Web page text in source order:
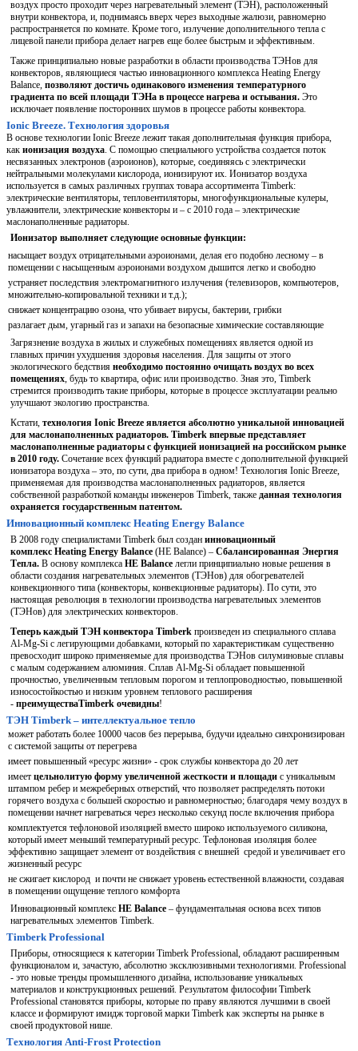
воздух просто проходит через нагревательный элемент (ТЭН), расположенный
внутри конвектора, и, поднимаясь вверх через выходные жалюзи, равномерно
распространяется по комнате. Кроме того, излучение дополнительного тепла с
лицевой панели прибора делает нагрев еще более быстрым и эффективным.
Также принципиально новые разработки в области производства ТЭНов для
конвекторов, являющиеся частью инновационного комплекса Heating Energy
Balance, позволяют достичь одинакового изменения температурного
градиента по всей площади ТЭНа в процессе нагрева и остывания. Это
исключает появление посторонних шумов в процессе работы конвектора.
Ionic Breeze. Технология здоровья
В основе технологии Ionic Breeze лежит такая дополнительная функция прибора,
как ионизация воздуха. С помощью специального устройства создается поток
несвязанных электронов (аэроионов), которые, соединяясь с электрически
нейтральными молекулами кислорода, ионизируют их. Ионизатор воздуха
используется в самых различных группах товара ассортимента Timberk:
электрические вентиляторы, тепловентиляторы, многофункциональные кулеры,
увлажнители, электрические конвекторы и – с 2010 года – электрические
маслонаполненные радиаторы.
Ионизатор выполняет следующие основные функции:
насыщает воздух отрицательными аэроионами, делая его подобно лесному – в
помещении с насыщенным аэроионами воздухом дышится легко и свободно
устраняет последствия электромагнитного излучения (телевизоров, компьютеров,
множительно-копировальной техники и т.д.);
снижает концентрацию озона, что убивает вирусы, бактерии, грибки
разлагает дым, угарный газ и запахи на безопасные химические составляющие
Загрязнение воздуха в жилых и служебных помещениях является одной из
главных причин ухудшения здоровья населения. Для защиты от этого
экологического бедствия необходимо постоянно очищать воздух во всех
помещениях, будь то квартира, офис или производство. Зная это, Timberk
стремится производить такие приборы, которые в процессе эксплуатации реально
улучшают экологию пространства.
Кстати, технология Ionic Breeze является абсолютно уникальной инновацией
для маслонаполненных радиаторов. Timberk впервые представляет
маслонаполненные радиаторы с функцией ионизацией на российском рынке
в 2010 году. Сочетание всех функций радиатора вместе с дополнительной функцией
ионизатора воздуха – это, по сути, два прибора в одном! Технология Ionic Breeze,
применяемая для производства маслонаполненных радиаторов, является
собственной разработкой команды инженеров Timberk, также данная технология
охраняется государственным патентом.
Инновационный комплекс Heating Energy Balance
В 2008 году специалистами Timberk был создан инновационный
комплекс Heating Energy Balance (HE Balance) – Сбалансированная Энергия
Тепла. В основу комплекса HE Balance легли принципиально новые решения в
области создания нагревательных элементов (ТЭНов) для обогревателей
конвекционного типа (конвекторы, конвекционные радиаторы). По сути, это
настоящая революция в технологии производства нагревательных элементов
(ТЭНов) для электрических конвекторов.
Теперь каждый ТЭН конвектора Timberk произведен из специального сплава
Al-Mg-Si с легирующими добавками, который по характеристикам существенно
превосходит широко применяемые для производства ТЭНов силуминовые сплавы
с малым содержанием алюминия. Сплав Al-Mg-Si обладает повышенной
прочностью, увеличенным тепловым порогом и теплопроводностью, повышенной
износостойкостью и низким уровнем теплового расширения
- преимуществаTimberk очевидны!
ТЭН Timberk – интеллектуальное тепло
может работать более 10000 часов без перерыва, будучи идеально синхронизирован
с системой защиты от перегрева
имеет повышенный «ресурс жизни» - срок службы конвектора до 20 лет
имеет цельнолитую форму увеличенной жесткости и площади с уникальным
штампом ребер и межреберных отверстий, что позволяет распределять потоки
горячего воздуха с большей скоростью и равномерностью; благодаря чему воздух в
помещении начнет нагреваться через несколько секунд после включения прибора
комплектуется тефлоновой изоляцией вместо широко используемого силикона,
который имеет меньший температурный ресурс. Тефлоновая изоляция более
эффективно защищает элемент от воздействия с внешней средой и увеличивает его
жизненный ресурс
не сжигает кислород и почти не снижает уровень естественной влажности, создавая
в помещении ощущение теплого комфорта
Инновационный комплекс HE Balance – фундаментальная основа всех типов
нагревательных элементов Timberk.
Timberk Professional
Приборы, относящиеся к категории Timberk Professional, обладают расширенным
функционалом и, зачастую, абсолютно эксклюзивными технологиями. Professional
- это новые тренды промышленного дизайна, использование уникальных
материалов и конструкционных решений. Результатом философии Timberk
Professional становятся приборы, которые по праву являются лучшими в своей
классе и формируют имидж торговой марки Timberk как эксперты на рынке в
своей продуктовой нише.
Технология Anti-Frost Protection